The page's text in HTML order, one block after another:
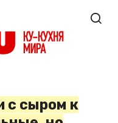
с сыром к